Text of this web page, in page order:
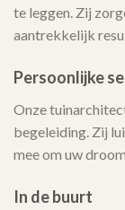
te leggen. Zij
aantrekkelijk
Persoonlijke
Onze
begeleiding. Zij
mee om uw
In de buurt